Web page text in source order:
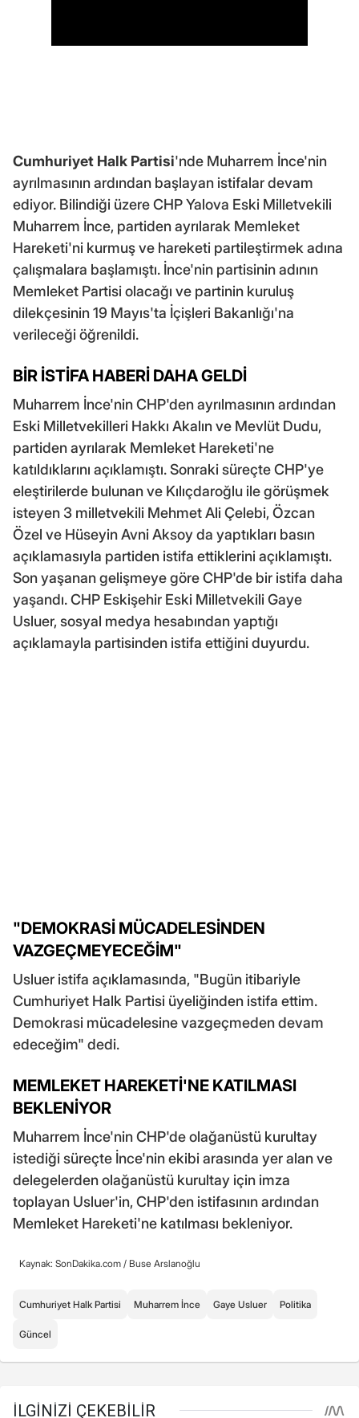
Cumhuriyet Halk Partisi'nde Muharrem İnce'nin
ayrılmasının ardından başlayan istifalar devam
ediyor. Bilindiği üzere CHP Yalova Eski Milletvekili
Muharrem İnce, partiden ayrılarak Memleket
Hareketi'ni kurmuş ve hareketi partileştirmek adına
çalışmalara başlamıştı. İnce'nin partisinin adının
Memleket Partisi olacağı ve partinin kuruluş
dilekçesinin 19 Mayıs'ta İçişleri Bakanlığı'na
verileceği öğrenildi.
BİR İSTİFA HABERİ DAHA GELDİ
Muharrem İnce'nin CHP'den ayrılmasının ardından
Eski Milletvekilleri Hakkı Akalın ve Mevlüt Dudu,
partiden ayrılarak Memleket Hareketi'ne
katıldıklarını açıklamıştı. Sonraki süreçte CHP'ye
eleştirilerde bulunan ve Kılıçdaroğlu ile görüşmek
isteyen 3 milletvekili Mehmet Ali Çelebi, Özcan
Özel ve Hüseyin Avni Aksoy da yaptıkları basın
açıklamasıyla partiden istifa ettiklerini açıklamıştı.
Son yaşanan gelişmeye göre CHP'de bir istifa daha
yaşandı. CHP Eskişehir Eski Milletvekili Gaye
Usluer, sosyal medya hesabından yaptığı
açıklamayla partisinden istifa ettiğini duyurdu.
"DEMOKRASİ MÜCADELESİNDEN
VAZGEÇMEYECEĞİM"
Usluer istifa açıklamasında, "Bugün itibariyle
Cumhuriyet Halk Partisi üyeliğinden istifa ettim.
Demokrasi mücadelesine vazgeçmeden devam
edeceğim" dedi.
MEMLEKET HAREKETİ'NE KATILMASI
BEKLENİYOR
Muharrem İnce'nin CHP'de olağanüstü kurultay
istediği süreçte İnce'nin ekibi arasında yer alan ve
delegelerden olağanüstü kurultay için imza
toplayan Usluer'in, CHP'den istifasının ardından
Memleket Hareketi'ne katılması bekleniyor.
Kaynak: SonDakika.com / Buse Arslanoğlu
Cumhuriyet Halk Partisi Muharrem İnce Gaye Usluer Politika
Güncel